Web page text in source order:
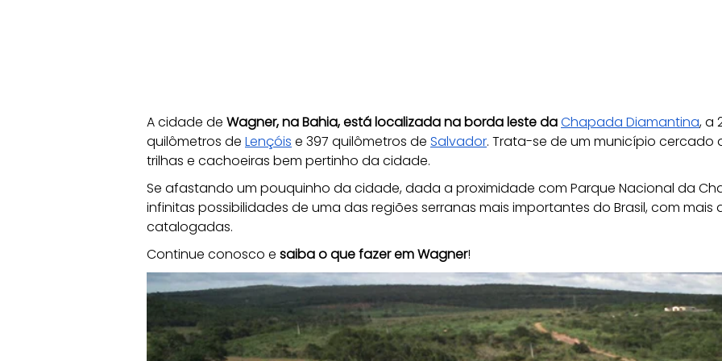
A cidade de Wagner, na Bahia, está localizada na borda leste da Chapada Diamantina, a
quilômetros de Lençóis e 397 quilômetros de Salvador. Trata-se de um município
trilhas e cachoeiras bem pertinho da cidade.
Se afastando um pouquinho da cidade, dada a proximidade com Parque Nacional da
infinitas possibilidades de uma das regiões serranas mais importantes do Brasil, com
catalogadas.
Continue conosco e saiba o que fazer em Wagner!